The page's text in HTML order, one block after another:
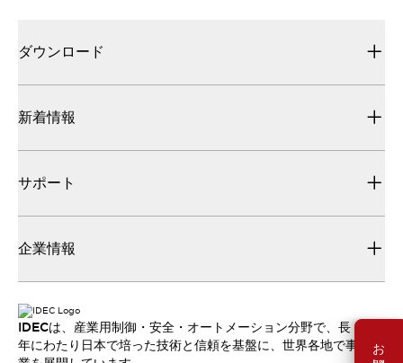
ダウンロード
新着情報
サポート
企業情報
IDECは、産業用制御・安全・オートメーション分野で、長
年にわたり日本で培った技術と信頼を基盤に、世界各地で事